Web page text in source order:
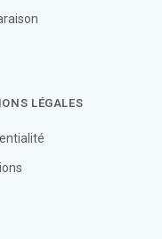
LÉGALES